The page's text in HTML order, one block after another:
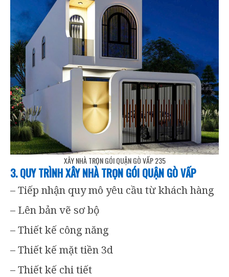
XÂY NHÀ TRỌN GÓI QUẬN GÒ VẤP 235
3. QUY TRÌNH XÂY NHÀ TRỌN GÓI QUẬN GÒ VẤP
– Tiếp nhận quy mô yêu cầu từ khách hàng
– Lên bản vẽ sơ bộ
– Thiết kế công năng
– Thiết kế mặt tiền 3d
– Thiết kế chi tiết